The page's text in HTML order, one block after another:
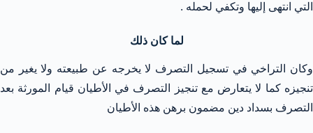
التي انتهى إليها وتكفي لحمله .
لما كان ذلك
وكان التراخي في تسجيل التصرف لا يخرجه عن طبيعته ولا يغير من
تنجيزه كما لا يتعارض مع تنجيز التصرف في الأطيان قيام المورثة بعد
التصرف بسداد دين مضمون برهن هذه الأطيان